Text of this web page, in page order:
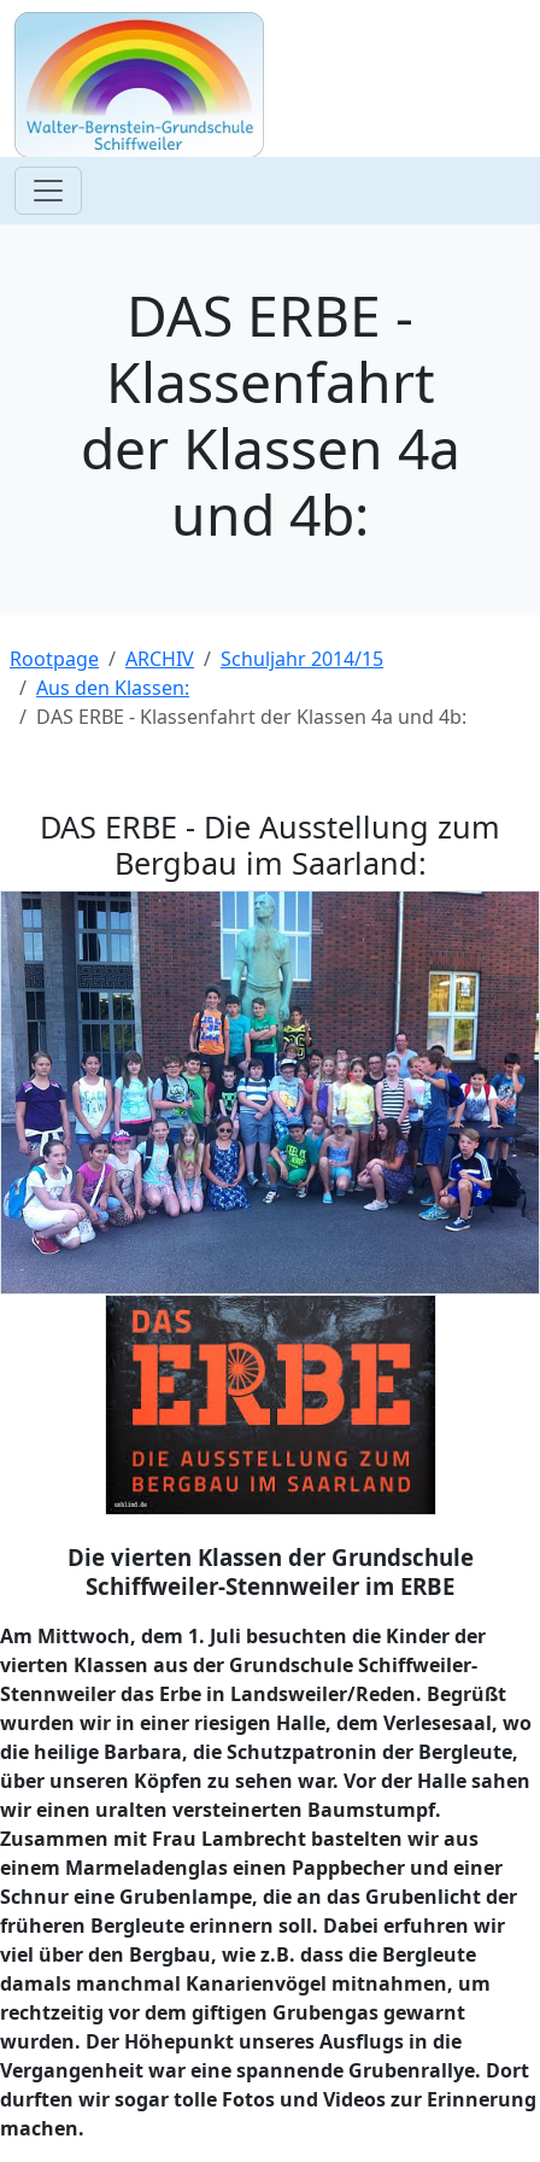
DAS ERBE -
Klassenfahrt
der Klassen 4a
und 4b:
Rootpage ARCHIV
Schuljahr 2014/15
Aus den Klassen:
DAS ERBE - Klassenfahrt der Klassen 4a und 4b:
DAS ERBE - Die Ausstellung zum
Bergbau im Saarland:
Die vierten Klassen der Grundschule
Schiffweiler-Stennweiler im ERBE
Am Mittwoch, dem 1. Juli besuchten die Kinder der
vierten Klassen aus der Grundschule Schiffweiler-
Stennweiler das Erbe in Landsweiler/Reden. Begrüßt
wurden wir in einer riesigen Halle, dem Verlesesaal, wo
die heilige Barbara, die Schutzpatronin der Bergleute,
über unseren Köpfen zu sehen war. Vor der Halle sahen
wir einen uralten versteinerten Baumstumpf.
Zusammen mit Frau Lambrecht bastelten wir aus
einem Marmeladenglas einen Pappbecher und einer
Schnur eine Grubenlampe, die an das Grubenlicht der
früheren Bergleute erinnern soll. Dabei erfuhren wir
viel über den Bergbau, wie z.B. dass die Bergleute
damals manchmal Kanarienvögel mitnahmen, um
rechtzeitig vor dem giftigen Grubengas gewarnt
wurden. Der Höhepunkt unseres Ausflugs in die
Vergangenheit war eine spannende Grubenrallye. Dort
durften wir sogar tolle Fotos und Videos zur Erinnerung
machen.